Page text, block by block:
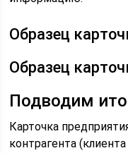
Образец
Образец
Подводим
Карточка
контрагента